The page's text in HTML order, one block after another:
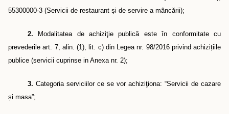
55300000-3 (Servicii de restaurant şi de servire a mâncării);
2. Modalitatea de achiziţie publică este în conformitate cu
prevederile art. 7, alin. (1), lit. c) din Legea nr. 98/2016 privind achizițiile
publice (servicii cuprinse in Anexa nr. 2);
3. Categoria serviciilor ce se vor achiziţiona: “Servicii de cazare
și masa”;